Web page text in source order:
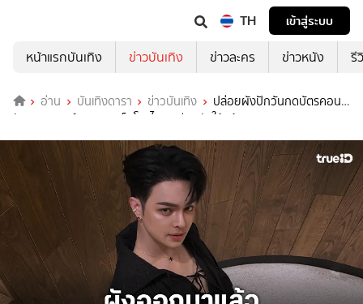
TH
เข้าสู่ระบบ
หน้าแรกบันเทิง
ข่าวบันเทิง ข่าวละคร ข่าวหนัง รี
อ่าน บันเทิงดารา ข่าวบันเทิง
ปล่อยผังปักวันกดบัตรคอน
วันเกิด “แบงค์ ศรราม” เล็งโซนไหนเตรียมตัวให้พร้อม!!